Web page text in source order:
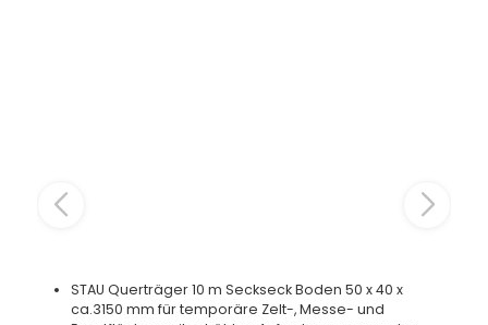
STAU Querträger 10 m Seckseck Boden 50 x 40 x
ca.3150 mm für temporäre Zelt-, Messe- und